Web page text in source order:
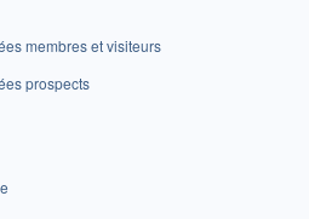
membres et visiteurs
prospects